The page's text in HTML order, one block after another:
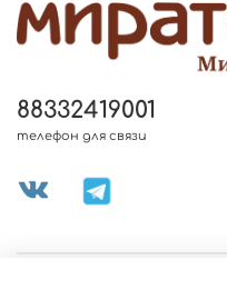
88332419001
телефон для связи